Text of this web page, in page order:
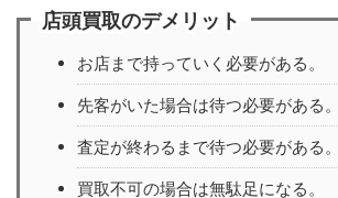
店頭買取のデメリット
お店まで持っていく必要がある。
先客がいた場合は待つ必要がある。
査定が終わるまで待つ必要がある。
買取不可の場合は無駄足になる。